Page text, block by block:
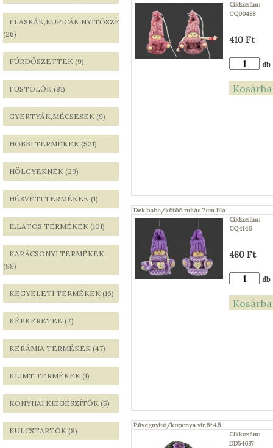
FLASKÁK,KUPICÁK,NYITÓSZETTEK
(26)
FÜRDŐSZETTEK (9)
FÜSTÖLŐK (81)
GYERTYÁK,MÉCSESEK (9)
HOBBI TERMÉKEK (521)
HÖLGYEKNEK (29)
HÚSVÉTI TERMÉKEK (1)
ILLATOS TERMÉKEK (101)
KARÁCSONYI TERMÉKEK
(99)
KEGYELETI TERMÉKEK (16)
KÉPKERETEK (2)
KERÁMIA TERMÉKEK (47)
KLIMT TERMÉKEK (1)
KONYHAI KIEGÉSZÍTŐK (5)
KULCSTARTÓK (8)
Cikkszám:
CQ00488
410 Ft
db
Dek.baba/kötöö ruhás 7cm lila
Cikkszám:
CQ4146
460 Ft
db
P.üvegnyitó/koponya vir.6*4.5
Cikkszám:
DD54637